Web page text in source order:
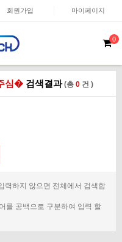
회원가입 마이페이지
0
심� 검색결과(총 0 건 )
력하지 않으면 전체에서 검색합
를 공백으로 구분하여 입력 할